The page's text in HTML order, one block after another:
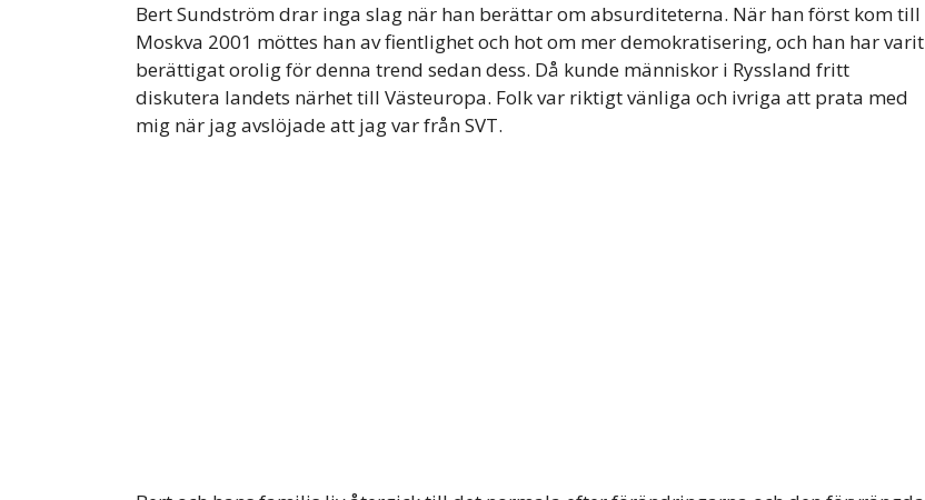
Bert Sundström drar inga slag när han berättar om absurditeterna. När han först kom till
Moskva 2001 möttes han av fientlighet och hot om mer demokratisering, och han har varit
berättigat orolig för denna trend sedan dess. Då kunde människor i Ryssland fritt
diskutera landets närhet till Västeuropa. Folk var riktigt vänliga och ivriga att prata med
mig när jag avslöjade att jag var från SVT.